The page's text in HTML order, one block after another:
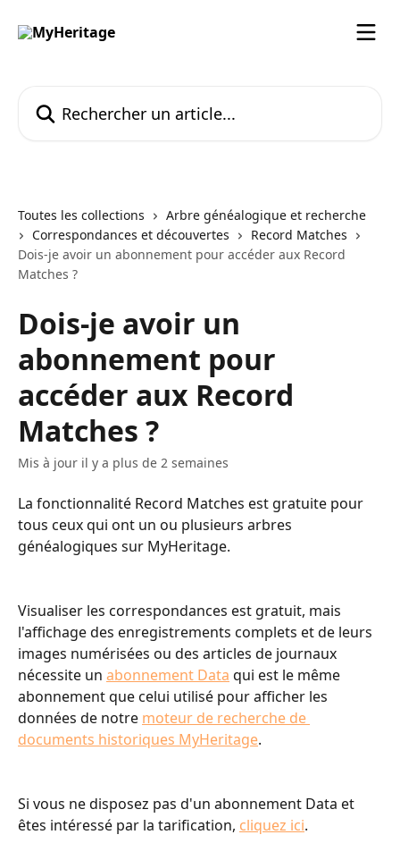
Toutes les collections
Arbre généalogique et recherche
Correspondances et découvertes
Record Matches
Dois-je avoir un abonnement pour accéder aux Record
Matches ?
Dois-je avoir un
abonnement pour
accéder aux Record
Matches ?
Mis à jour il y a plus de 2 semaines
La fonctionnalité Record Matches est gratuite pour
tous ceux qui ont un ou plusieurs arbres
généalogiques sur MyHeritage.
Visualiser les correspondances est gratuit, mais
l'affichage des enregistrements complets et de leurs
images numérisées ou des articles de journaux
nécessite un abonnement Data qui est le même
abonnement que celui utilisé pour afficher les
données de notre moteur de recherche de
documents historiques MyHeritage.
Si vous ne disposez pas d'un abonnement Data et
êtes intéressé par la tarification, cliquez ici.